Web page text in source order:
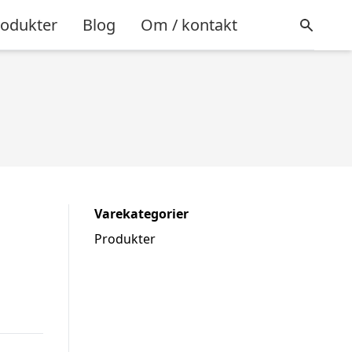
Blog Om / kontakt
Varekategorier
Produkter